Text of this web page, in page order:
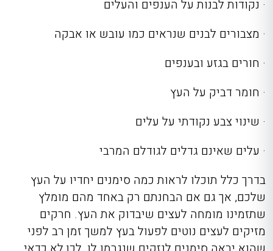
· נקודות לבנות על הענפים והעלים
· מצבורים לבנים שנראים כמו עובש או אבקה
· חורים בגזע ובענפים
· חומר דביק על העץ
· שינוי צבע נקודתי על עלים
· עלים שאינם גדלים לגודלם המרבי
בדרך כלל תוכלו לראות כמה סימנים יחדיו על העץ
שלכם, אך גם אם הבחנתם רק באחד מהם מומלץ
שתזמינו מומחה לעצים שיבדוק את העץ. חרקים
מזיקים לעצים נוטים לפעול בעץ למשך זמן רב לפני